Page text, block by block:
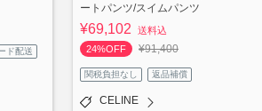
ド配送
ートパンツ/スイムパンツ
¥69,102
送料込
24%OFF
¥91,400
関税負担なし 返品補償
CELINE